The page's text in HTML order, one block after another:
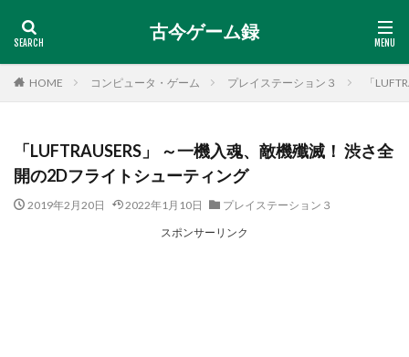
古今ゲーム録
HOME コンピュータ・ゲーム プレイステーション３ 「
「LUFTRAUSERS」 ～一機入魂、敵機殲滅！ 渋さ全
開の2Dフライトシューティング
2019年2月20日 2022年1月10日
プレイステーション３
スポンサーリンク